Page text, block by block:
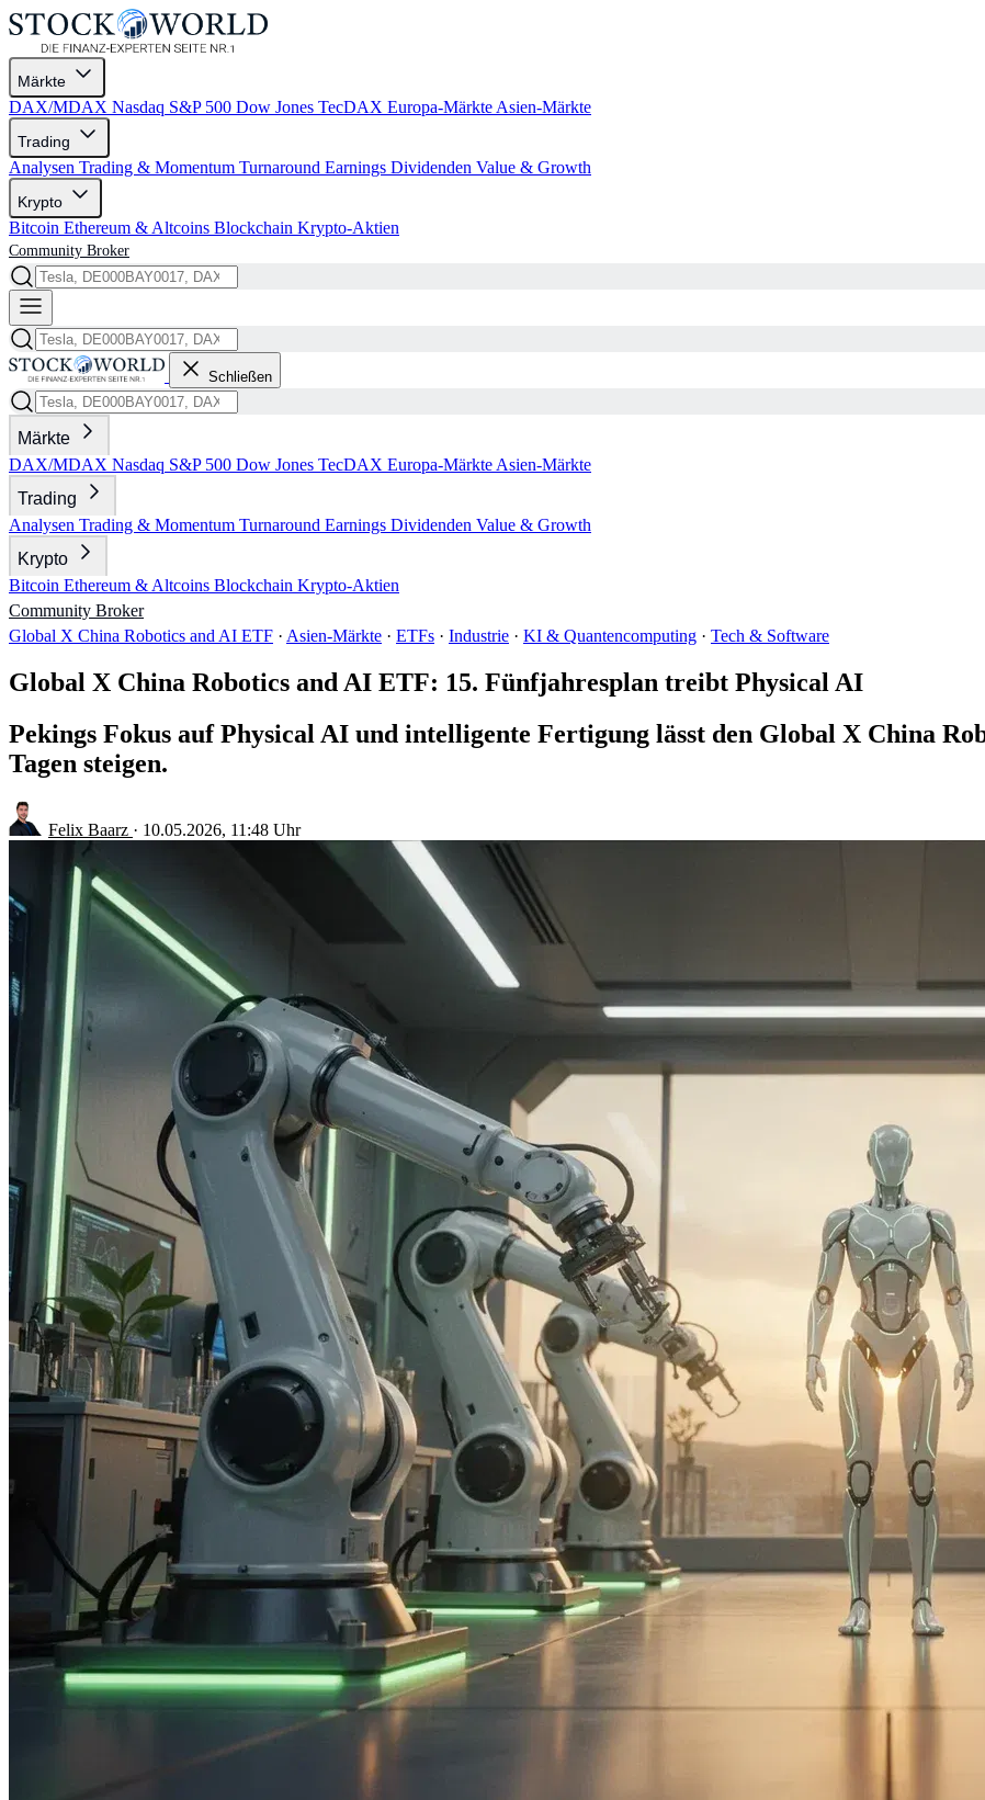
Märkte
DAX/MDAX Nasdaq S&P 500 Dow Jones TecDAX Europa-Märkte Asien-Märkte
Trading
Analysen Trading & Momentum Turnaround Earnings Dividenden Value & Growth
Krypto
Bitcoin Ethereum & Altcoins Blockchain Krypto-Aktien
Community Broker
Schließen
Märkte
DAX/MDAX Nasdaq S&P 500 Dow Jones TecDAX Europa-Märkte Asien-Märkte
Trading
Analysen Trading & Momentum Turnaround Earnings Dividenden Value & Growth
Krypto
Bitcoin Ethereum & Altcoins Blockchain Krypto-Aktien
Community Broker
Global X China Robotics and AI ETF · Asien-Märkte · ETFs · Industrie · KI & Quantencomputing · Tech & Software
Global X China Robotics and AI ETF: 15. Fünfjahresplan treibt Physical AI
Pekings Fokus auf Physical AI und intelligente Fertigung lässt den Global X China
Tagen steigen.
Felix Baarz · 10.05.2026, 11:48 Uhr